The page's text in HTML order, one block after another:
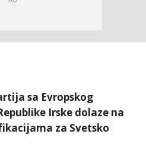
sa Evropskog
Irske dolaze na
za Svetsko